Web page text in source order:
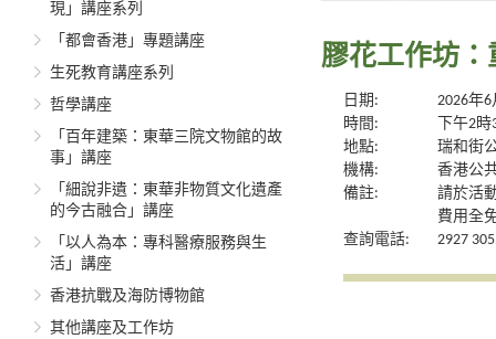
現」講座系列
「都會香港」專題講座
生死教育講座系列
哲學講座
「百年建築：東華三院文物館的故
事」講座
「細說非遺：東華非物質文化遺產
的今古融合」講座
「以人為本：專科醫療服務與生
活」講座
香港抗戰及海防博物館
其他講座及工作坊
膠花工作坊：
日期:
2026年
時間:
下午2
地點:
瑞和街
機構:
香港公
備註:
請於活
費用全
查詢電話:
2927